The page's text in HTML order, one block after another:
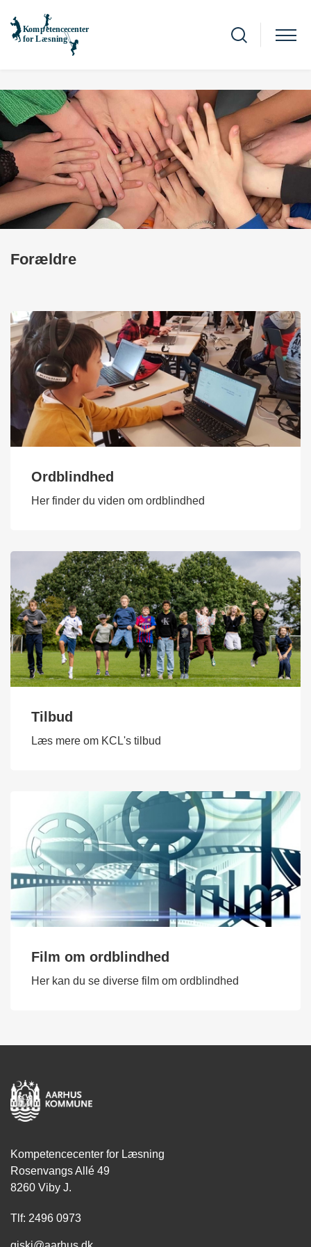
Forældre
Ordblindhed
Her finder du viden om ordblindhed
Tilbud
Læs mere om KCL's tilbud
Film om ordblindhed
Her kan du se diverse film om ordblindhed
Kompetencecenter for Læsning
Rosenvangs Allé 49
8260 Viby J.
Tlf: 2496 0973